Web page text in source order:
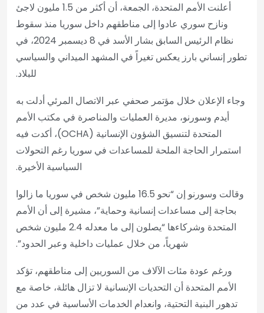
أعلنت الأمم المتحدة، الجمعة، أن أكثر من 1.5 مليون لاجئ
ونازح سوري عادوا إلى مناطقهم داخل سوريا منذ سقوط
نظام الرئيس السابق بشار الأسد في 8 ديسمبر 2024، في
تطور إنساني بارز يعكس تغيراً في المشهد الميداني والسياسي
للبلاد.
وجاء الإعلان خلال مؤتمر صحفي عبر الاتصال المرئي أدلت به
أيدم وسورنو، مديرة العمليات والمناصرة في مكتب الأمم
المتحدة لتنسيق الشؤون الإنسانية (OCHA)، أكدت فيه
استمرار الحاجة الملحة للمساعدات في سوريا رغم التحولات
السياسية الأخيرة.
وقالت وسورنو إن “نحو 16.5 مليون شخص في سوريا ما زالوا
بحاجة إلى مساعدات إنسانية وحماية”، مشيرة إلى أن الأمم
المتحدة وشركاءها “يصلون إلى ما معدله 2.4 مليون شخص
شهرياً، من خلال عمليات داخلية وعبر الحدود”.
ورغم عودة مئات الآلاف من السوريين إلى مناطقهم، تؤكد
الأمم المتحدة أن التحديات الإنسانية لا تزال هائلة، خاصة مع
تدهور البنية التحتية، وانعدام الخدمات الأساسية في عدد من